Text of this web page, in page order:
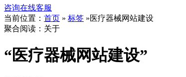
咨询在线客服
当前位置： 首页 » 标签 »医疗器械网站建设
聚合阅读：关于
“医疗器械网站建设”